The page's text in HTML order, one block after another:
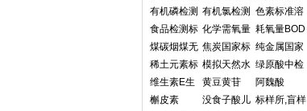
物质中心
质
准样品,标准
溶液,标准物
质
准样品,标准
溶液,标准物
质
有机磷检测
标准样品,标
准溶液,标准
物质
有机氯检测
标准样品标
准溶液标准
物质
色素标准溶
液标准物质
食品检测
食品检测标
准物质标准
样品标准溶
液
化学需氧量
COD标准溶
液标准物质
标样环境标
准样品
耗氧量BOD
5标准溶液
标准物质标
样环境标准
样品
煤碳烟煤无
烟煤国家标
准物质国家
标准样品
焦炭国家标
准物质国家
标准样品
纯金属国家
实物标准样
品
稀土元素标
准物质标准
样品
模拟天然水
标准溶液
绿原酸中检
所标准品对
照品高效液
维生素E生
育酚标准品
黄豆黄苷
阿魏酸
槲皮素
没食子酸儿 标样所,盲样